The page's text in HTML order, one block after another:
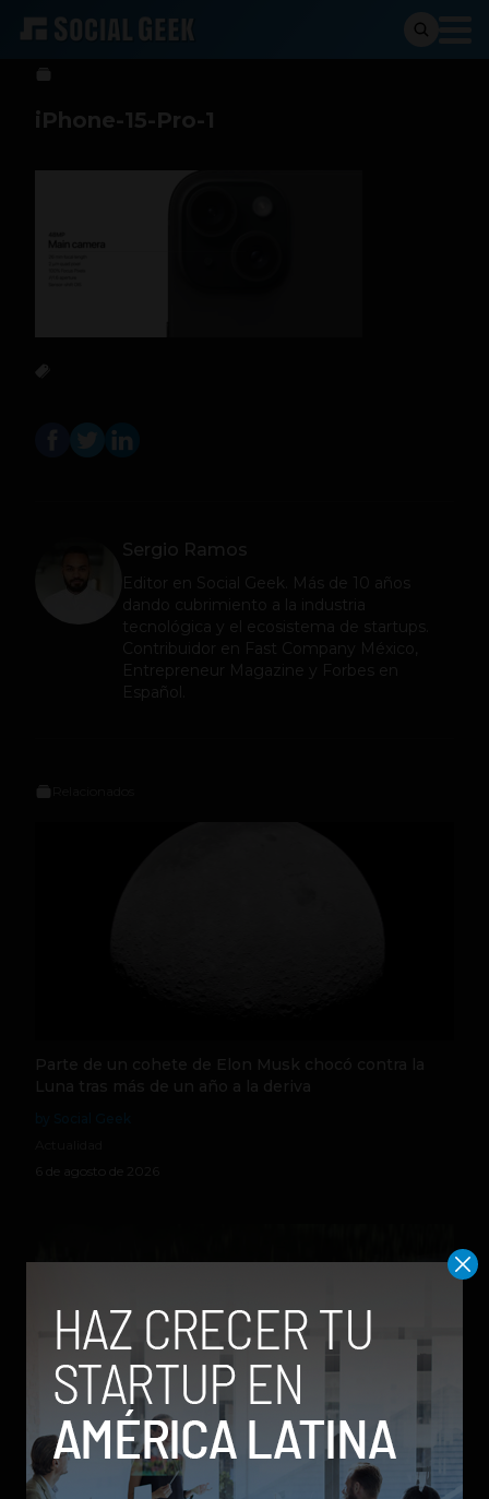
Sergio Ramos 12 de septiembre de 2023
iPhone-15-Pro-1
Sergio Ramos
Editor en Social Geek
. Más de 10 años
dando cubrimiento a la industria
tecnológica y el ecosistema de startups.
Contribuidor en Fast Company México,
Entrepreneur Magazine y Forbes en
Español.
Parte de un cohete de Elon Musk chocó contra la
Luna tras más de un año a la deriva
6 de agosto de 2026
Qwen 3.8-Max, la nueva IA de Alibaba que desafía a
los modelos más poderosos